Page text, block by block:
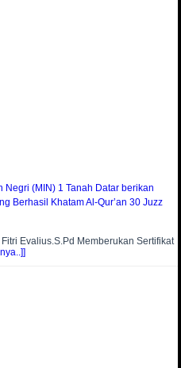
(MIN) 1 Tanah Datar berikan
Berhasil Khatam Al-Qur’an 30 Juzz
Evalius.S.Pd Memberukan Sertifikat